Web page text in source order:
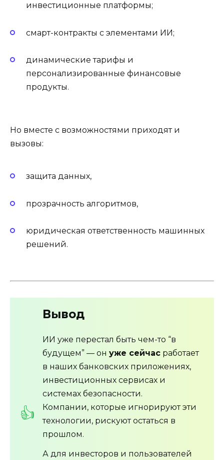
инвестиционные платформы;
смарт-контракты с элементами ИИ;
динамические тарифы и
персонализированные финансовые
продукты.
Но вместе с возможностями приходят и
вызовы:
защита данных,
прозрачность алгоритмов,
юридическая ответственность машинных
решений.
Вывод
ИИ уже перестал быть чем-то “в
будущем” — он уже сейчас работает
в наших банковских приложениях,
инвестиционных сервисах и
системах безопасности.
Компании, которые игнорируют эти
технологии, рискуют остаться в
прошлом.
А для инвесторов и пользователей